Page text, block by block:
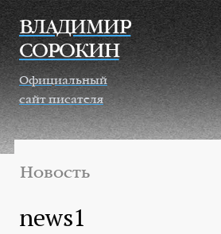
Перейти к основному содержанию
ВЛАДИМИР
СОРОКИН
Официальный
сайт писателя
Новость
news1